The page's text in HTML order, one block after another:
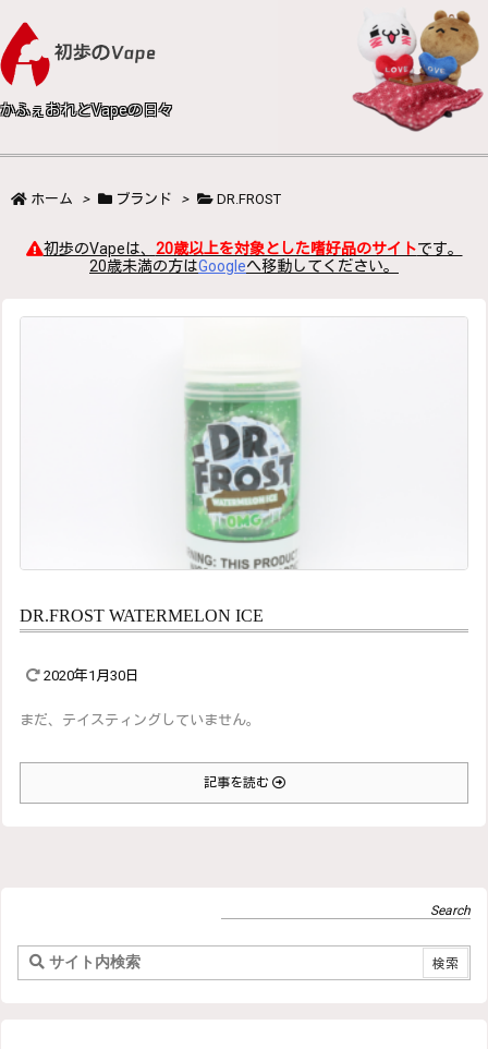
かふぇおれとVapeの日々
ホーム > ブランド > DR.FROST
初歩のVapeは、 20歳以上を対象とした嗜好品のサイトです。
20歳未満の方はGoogleへ移動してください。
DR.FROST WATERMELON ICE
2020年1月30日
まだ、テイスティングしていません。
記事を読む